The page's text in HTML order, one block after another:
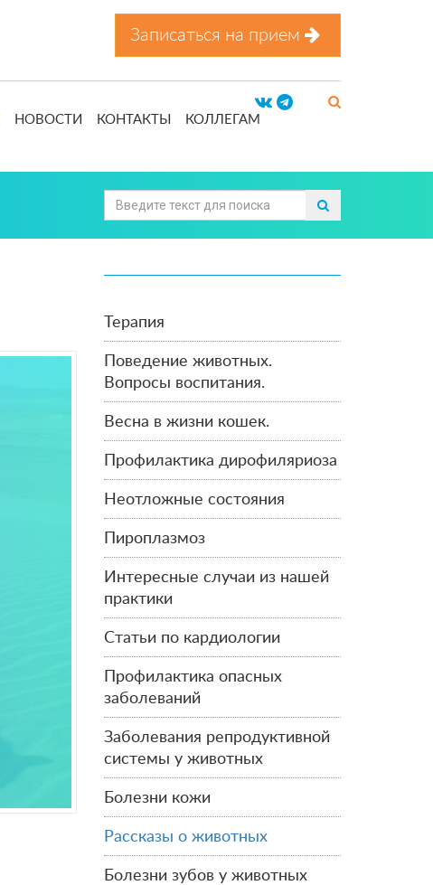
Записаться на прием
НОВОСТИ КОНТАКТЫ КОЛЛЕГАМ
Терапия
Поведение животных.
Вопросы воспитания.
Весна в жизни кошек.
Профилактика дирофиляриоза
Неотложные состояния
Пироплазмоз
Интересные случаи из нашей
практики
Статьи по кардиологии
Профилактика опасных
заболеваний
Заболевания репродуктивной
системы у животных
Болезни кожи
Рассказы о животных
Болезни зубов у животных